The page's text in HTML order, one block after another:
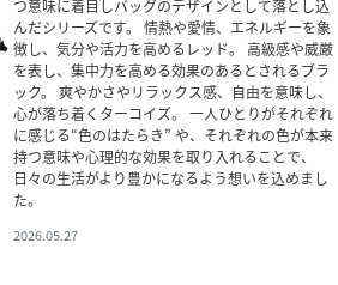
つ意味に着目しバッグのデザインとして落とし込
んだシリーズです。 情熱や愛情、エネルギーを象
徴し、気分や活力を高めるレッド。 高級感や威厳
を表し、集中力を高める効果のあるとされるブラ
ック。 爽やかさやリラックス感、自由を意味し、
心が落ち着くターコイズ。 一人ひとりがそれぞれ
に感じる“色のはたらき” や、それぞれの色が本来
持つ意味や心理的な効果を取り入れることで、
日々の生活がより豊かになるよう想いを込めまし
た。
2026.05.27